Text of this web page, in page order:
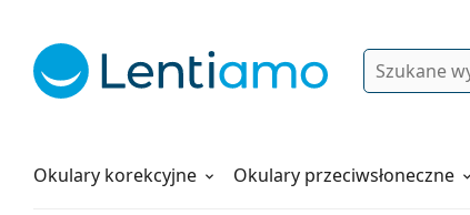
Wyszukiwanie
Płyny do soczewek
Okulary korekcyjne Okulary przeciwsłoneczne
Wszystko o zakupach